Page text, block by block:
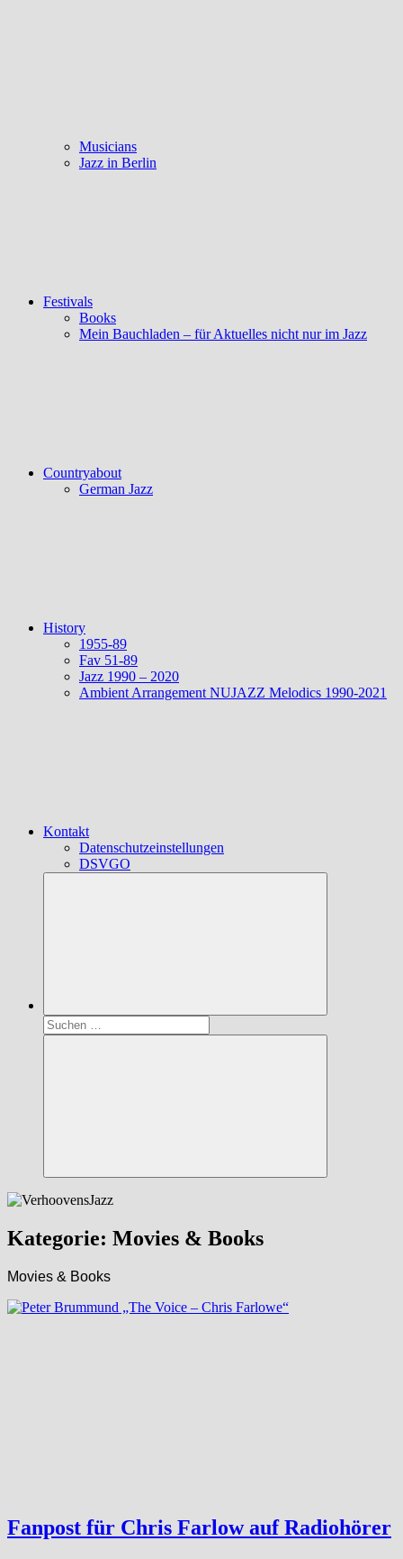
Musicians
Jazz in Berlin
Festivals
Books
Mein Bauchladen – für Aktuelles nicht nur im Jazz
Countryabout
German Jazz
History
1955-89
Fav 51-89
Jazz 1990 – 2020
Ambient Arrangement NUJAZZ Melodics 1990-2021
Kontakt
Datenschutzeinstellungen
DSVGO
Suchen
nach:
Suchen
Kategorie: Movies & Books
Movies & Books
Fanpost für Chris Farlow auf Radiohörer